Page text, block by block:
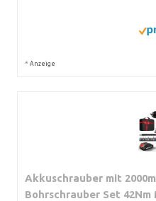
* Anzeige
Akkuschrauber mit
Bohrschrauber Set 42Nm